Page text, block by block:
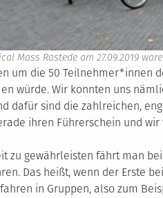
Mass Rastede am 27.09.2019
um die 50 Teilnehmer*innen
würde. Wir konnten uns
dafür sind die zahlreichen,
ihren Führerschein und
zu gewährleisten fährt man
Das heißt, wenn der Erste
in Gruppen, also zum